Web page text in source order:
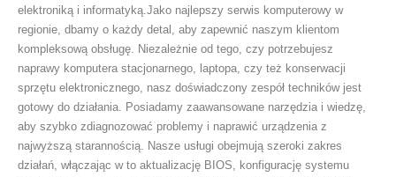
elektroniką i informatyką.Jako najlepszy serwis komputerowy w
regionie, dbamy o każdy detal, aby zapewnić naszym klientom
kompleksową obsługę. Niezależnie od tego, czy potrzebujesz
naprawy komputera stacjonarnego, laptopa, czy też konserwacji
sprzętu elektronicznego, nasz doświadczony zespół techników jest
gotowy do działania. Posiadamy zaawansowane narzędzia i wiedzę,
aby szybko zdiagnozować problemy i naprawić urządzenia z
najwyższą starannością. Nasze usługi obejmują szeroki zakres
działań, włączając w to aktualizację BIOS, konfigurację systemu